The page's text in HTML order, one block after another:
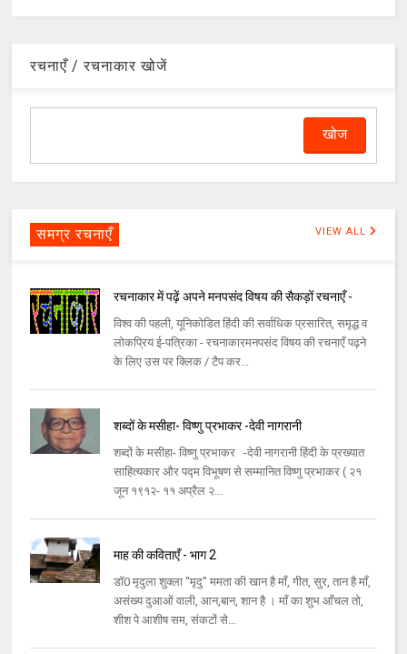
रचनाएँ / रचनाकार खोजें
समग्र रचनाएँ VIEW ALL
रचनाकार में पढ़ें अपने मनपसंद विषय की सैकड़ों रचनाएँ -
विश्व की पहली, यूनिकोडित हिंदी की सर्वाधिक प्रसारित, समृद्ध व
लोकप्रिय ई-पत्रिका - रचनाकारमनपसंद विषय की रचनाएँ पढ़ने
के लिए उस पर क्लिक / टैप कर...
शब्दों के मसीहा- विष्णु प्रभाकर -देवी नागरानी
शब्दों के मसीहा- विष्णु प्रभाकर -देवी नागरानी हिंदी के प्रख्यात
साहित्यकार और पद्म विभूषण से सम्मानित विष्णु प्रभाकर ( २१
जून १९१२- ११ अप्रैल २...
माह की कविताएँ - भाग 2
डॉ0 मृदुला शुक्ला "मृदु" ममता की खान है माँ, गीत, सुर, तान है माँ,
असंख्य दुआओं वाली, आन,बान, शान है । माँ का शुभ आँचल तो,
शीश पे आशीष सम, संकटों से...